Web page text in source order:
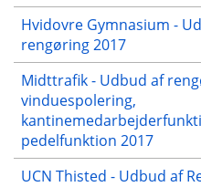
Hvidovre Gymnasium -
rengøring 2017
Midttrafik - Udbud af
vinduespolering,
pedelfunktion 2017
UCN Thisted - Udbud af